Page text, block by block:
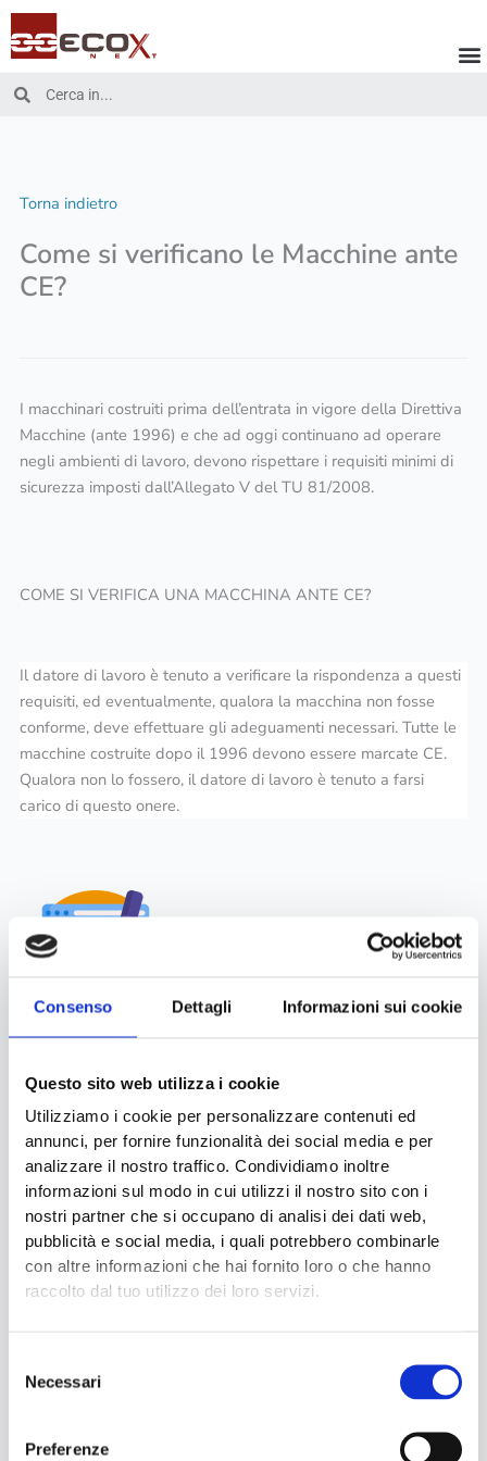
Consenso Dettagli Informazioni sui cookie
Questo sito web utilizza i cookie
Utilizziamo i cookie per personalizzare contenuti ed
annunci, per fornire funzionalità dei social media e per
analizzare il nostro traffico. Condividiamo inoltre
informazioni sul modo in cui utilizzi il nostro sito con i
nostri partner che si occupano di analisi dei dati web,
pubblicità e social media, i quali potrebbero combinarle
con altre informazioni che hai fornito loro o che hanno
raccolto dal tuo utilizzo dei loro servizi.
delNecessari
Preferenze
Vai
al
contenuto
Cerca Cerca
Torna indietro
Come si verificano le Macchine ante
CE?
I macchinari costruiti prima dell’entrata in vigore della Direttiva
Macchine (ante 1996) e che ad oggi continuano ad operare
negli ambienti di lavoro, devono rispettare i requisiti minimi di
sicurezza imposti dall’Allegato V del TU 81/2008.
COME SI VERIFICA UNA MACCHINA ANTE CE?
Il datore di lavoro è tenuto a verificare la rispondenza a questi
requisiti, ed eventualmente, qualora la macchina non fosse
conforme, deve effettuare gli adeguamenti necessari. Tutte le
macchine costruite dopo il 1996 devono essere marcate CE.
Qualora non lo fossero, il datore di lavoro è tenuto a farsi
carico di questo onere.
Saremo lieti di aiutarti rispondendo a tutte le tue domande.
Non esitare, contattaci ora
Come possiamo aiutarti
IL SERVIZIO DI ECO NEXT PER LA VERIFICA DELLE
ECO Next ti può affiancare nel processo di verifica delle
macchine ante CE, tramite il suo servizio comprensivo di: